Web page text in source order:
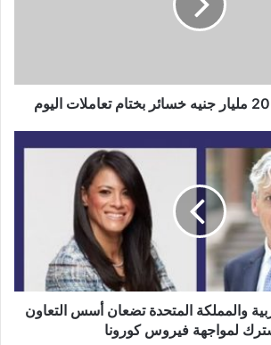
والمملكة المتحدة تضعان أسس التعاون
لمواجهة فيروس كورونا